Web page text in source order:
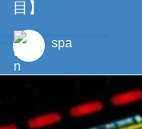
目】
spa